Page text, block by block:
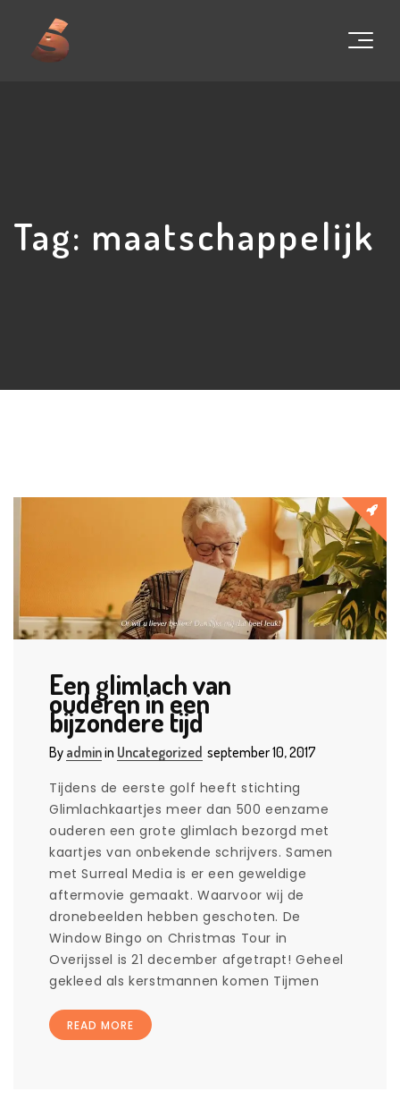
Tag: maatschappelijk
Een glimlach van
ouderen in een
bijzondere tijd
By adminin Uncategorized september 10, 2017
Tijdens de eerste golf heeft stichting
Glimlachkaartjes meer dan 500 eenzame
ouderen een grote glimlach bezorgd met
kaartjes van onbekende schrijvers. Samen
met Surreal Media is er een geweldige
aftermovie gemaakt. Waarvoor wij de
dronebeelden hebben geschoten. De
Window Bingo on Christmas Tour in
Overijssel is 21 december afgetrapt! Geheel
gekleed als kerstmannen komen Tijmen
READ MORE